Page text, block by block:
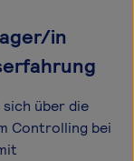
in
über die
Controlling bei